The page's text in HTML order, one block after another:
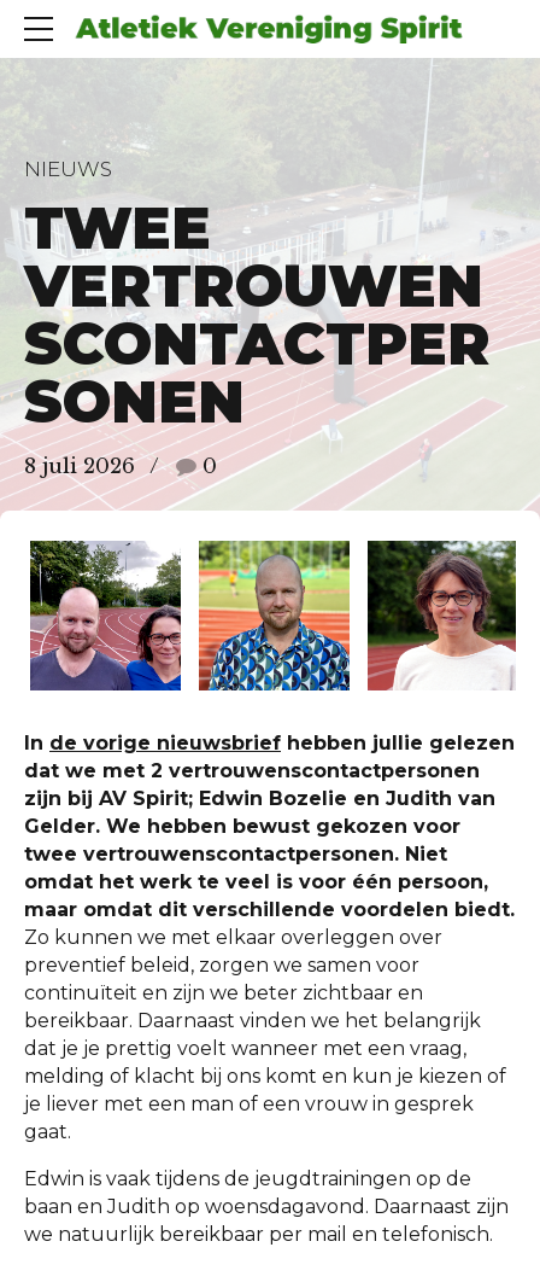
NIEUWS
TWEE
VERTROUWEN
SCONTACTPER
SONEN
8 juli 2026 0
In de vorige nieuwsbrief hebben jullie gelezen
dat we met 2 vertrouwenscontactpersonen
zijn bij AV Spirit; Edwin Bozelie en Judith van
Gelder. We hebben bewust gekozen voor
twee vertrouwenscontactpersonen. Niet
omdat het werk te veel is voor één persoon,
maar omdat dit verschillende voordelen biedt.
Zo kunnen we met elkaar overleggen over
preventief beleid, zorgen we samen voor
continuïteit en zijn we beter zichtbaar en
bereikbaar. Daarnaast vinden we het belangrijk
dat je je prettig voelt wanneer met een vraag,
melding of klacht bij ons komt en kun je kiezen of
je liever met een man of een vrouw in gesprek
gaat.
Edwin is vaak tijdens de jeugdtrainingen op de
baan en Judith op woensdagavond. Daarnaast zijn
we natuurlijk bereikbaar per mail en telefonisch.